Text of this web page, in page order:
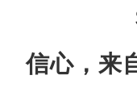
信心，来